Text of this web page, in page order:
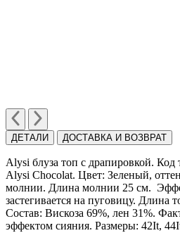
ДЕТАЛИ ДОСТАВКА И ВОЗВРАТ
Alysi блуза топ с драпировкой. Код
Alysi Chocolat. Цвет: Зеленый,
молнии. Длина молнии 25 см.
застегивается на пуговицу. Длина
Состав: Вискоза 69%, лен 31%.
эффектом сияния. Размеры: 42It,